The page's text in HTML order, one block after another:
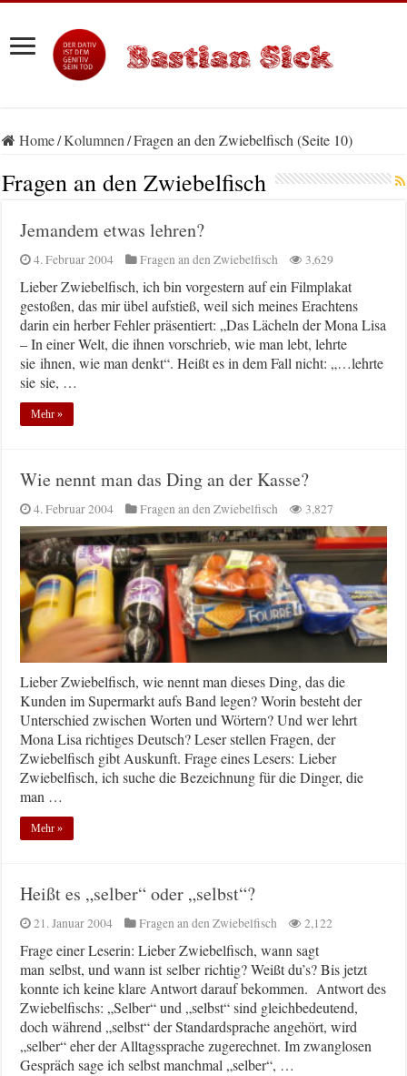
Home/Kolumnen/Fragen an den Zwiebelfisch (Seite 10)
Fragen an den Zwiebelfisch
Jemandem etwas lehren?
4. Februar 2004 Fragen an den Zwiebelfisch 3,629
Lieber Zwiebelfisch, ich bin vorgestern auf ein Filmplakat
gestoßen, das mir übel aufstieß, weil sich meines Erachtens
darin ein herber Fehler präsentiert: „Das Lächeln der Mona Lisa
– In einer Welt, die ihnen vorschrieb, wie man lebt, lehrte
sie ihnen, wie man denkt“. Heißt es in dem Fall nicht: „…lehrte
sie sie, …
Mehr »
Wie nennt man das Ding an der Kasse?
4. Februar 2004 Fragen an den Zwiebelfisch 3,827
Lieber Zwiebelfisch, wie nennt man dieses Ding, das die
Kunden im Supermarkt aufs Band legen? Worin besteht der
Unterschied zwischen Worten und Wörtern? Und wer lehrt
Mona Lisa richtiges Deutsch? Leser stellen Fragen, der
Zwiebelfisch gibt Auskunft. Frage eines Lesers: Lieber
Zwiebelfisch, ich suche die Bezeichnung für die Dinger, die
man …
Mehr »
Heißt es „selber“ oder „selbst“?
21. Januar 2004 Fragen an den Zwiebelfisch 2,122
Frage einer Leserin: Lieber Zwiebelfisch, wann sagt
man selbst, und wann ist selber richtig? Weißt du’s? Bis jetzt
konnte ich keine klare Antwort darauf bekommen. Antwort des
Zwiebelfischs: „Selber“ und „selbst“ sind gleichbedeutend,
doch während „selbst“ der Standardsprache angehört, wird
„selber“ eher der Alltagssprache zugerechnet. Im zwanglosen
Gespräch sage ich selbst manchmal „selber“, …